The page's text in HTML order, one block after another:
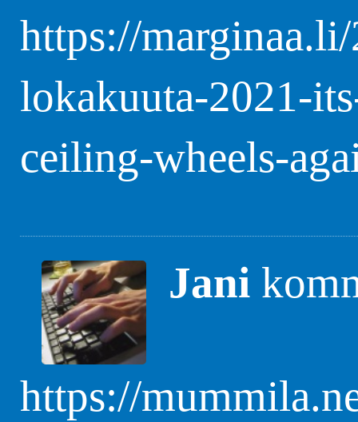
https://
lokakuuta-2021-
ceiling-wheels-
Jani
https://